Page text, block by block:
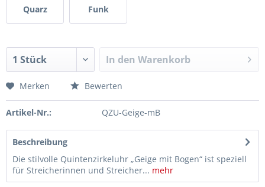
Quarz Funk
In den Warenkorb
Merken Bewerten
Artikel-Nr.: QZU-Geige-mB
Beschreibung
Die stilvolle Quintenzirkeluhr „Geige mit Bogen“ ist speziell
für Streicherinnen und Streicher... mehr